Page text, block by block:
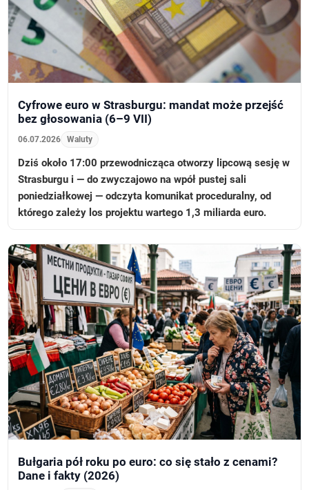
Cyfrowe euro w Strasburgu: mandat może przejść
bez głosowania (6–9 VII)
06.07.2026 Waluty
Dziś około 17:00 przewodnicząca otworzy lipcową sesję w
Strasburgu i — do zwyczajowo na wpół pustej sali
poniedziałkowej — odczyta komunikat proceduralny, od
którego zależy los projektu wartego 1,3 miliarda euro.
Bułgaria pół roku po euro: co się stało z cenami?
Dane i fakty (2026)